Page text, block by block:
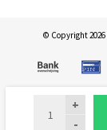
+
-
© Copyright 2026